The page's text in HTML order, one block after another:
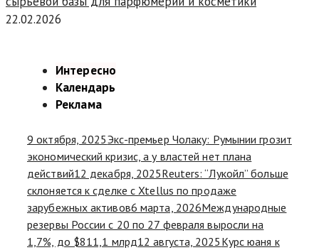
22.02.2026
Интересно
Календарь
Реклама
9 октября, 2025Экс-премьер Чолаку: Румынии грозит
экономический кризис, а у властей нет плана
действий12 декабря, 2025Reuters: “Лукойл” больше
склоняется к сделке с Xtellus по продаже
зарубежных активов6 марта, 2026Международные
резервы России с 20 по 27 февраля выросли на
1,7%, до $811,1 млрд12 августа, 2025 Курс юаня к